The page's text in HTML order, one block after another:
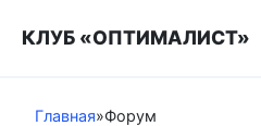
КЛУБ «ОПТИМАЛИСТ»
Главная»Форум